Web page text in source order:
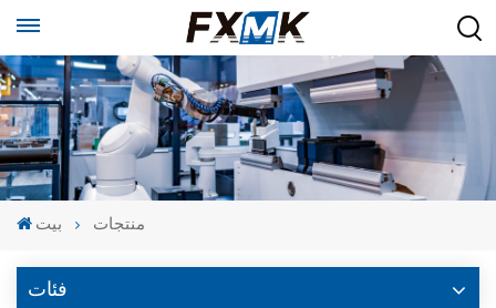
بيت منتجات
فئات